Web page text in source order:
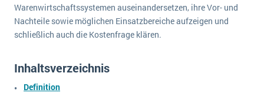
Maschinenbau
Medien
Lebensmittelindustrie
Logistik
Ein WMS implementieren: Das sind die 6
wichtigsten Punkte, die es zu beachten gilt
Warenwirtschaftssystemen auseinandersetzen, ihre Vor- und
Nachteile sowie möglichen Einsatzbereiche aufzeigen und
schließlich auch die Kostenfrage klären.
Inhaltsverzeichnis
Definition